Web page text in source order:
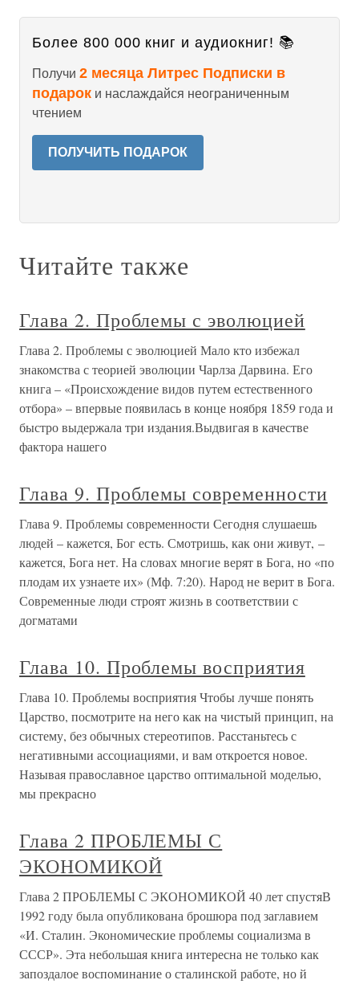
Более 800 000 книг и аудиокниг! 📚
Получи 2 месяца Литрес Подписки в
подарок и наслаждайся неограниченным
чтением
ПОЛУЧИТЬ ПОДАРОК
Читайте также
Глава 2. Проблемы с эволюцией
Глава 2. Проблемы с эволюцией Мало кто избежал
знакомства с теорией эволюции Чарлза Дарвина. Его
книга – «Происхождение видов путем естественного
отбора» – впервые появилась в конце ноября 1859 года и
быстро выдержала три издания.Выдвигая в качестве
фактора нашего
Глава 9. Проблемы современности
Глава 9. Проблемы современности Сегодня слушаешь
людей – кажется, Бог есть. Смотришь, как они живут, –
кажется, Бога нет. На словах многие верят в Бога, но «по
плодам их узнаете их» (Мф. 7:20). Народ не верит в Бога.
Современные люди строят жизнь в соответствии с
догматами
Глава 10. Проблемы восприятия
Глава 10. Проблемы восприятия Чтобы лучше понять
Царство, посмотрите на него как на чистый принцип, на
систему, без обычных стереотипов. Расстаньтесь с
негативными ассоциациями, и вам откроется новое.
Называя православное царство оптимальной моделью,
мы прекрасно
Глава 2 ПРОБЛЕМЫ С
ЭКОНОМИКОЙ
Глава 2 ПРОБЛЕМЫ С ЭКОНОМИКОЙ 40 лет спустяВ
1992 году была опубликована брошюра под заглавием
«И. Сталин. Экономические проблемы социализма в
СССР». Эта небольшая книга интересна не только как
запоздалое воспоминание о сталинской работе, но й